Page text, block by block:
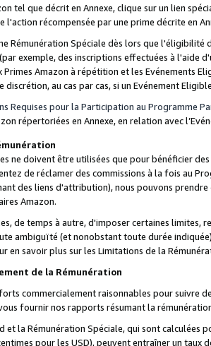
tel que décrit en Annexe, clique sur un lien
l'action récompensée par une prime décrite en
Rémunération Spéciale dès lors que
exemple, des inscriptions effectuées à l'aide
Primes Amazon à répétition et les Evénements
discrétion, au cas par cas, si un Evénement
Requises pour la Participation au Programme
répertoriées en Annexe, en relation avec
ne doivent être utilisées que pour bénéficier
de réclamer des commissions à la fois au
des liens d'attribution), nous pouvons
Amazon.
de temps à autre, d'imposer certaines
ambiguïté (et nonobstant toute durée
en savoir plus sur les Limitations de la
de la Rémunération
commercialement raisonnables pour suivre
fournir nos rapports résumant la
et la Rémunération Spéciale, qui sont calculées
pour les USD), peuvent entraîner un